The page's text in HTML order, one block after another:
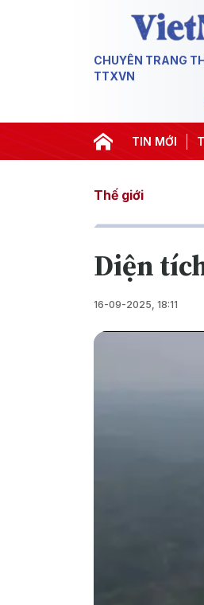
CHUYÊN TRANG
TTXVN
TIN MỚI
#Hội nghị Trung
Thế giới
Diện
16-09-2025, 18:11